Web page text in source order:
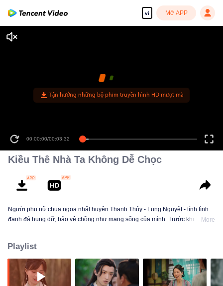
vi Mở APP
Tận hưởng những bộ phim truyền hình HD mượt mà
00:00:00/00:03:32
Kiều Thê Nhà Ta Không Dễ Chọc
Người phụ nữ chua ngoa nhất huyện Thanh Thủy - Lung Nguyệt - tính tình
đanh đá hung dữ, bảo vệ chồng như mạng sống của mình. Trước khi được
Kiếp này, Lung Nguyệt quyết định, đã có được cơ hội sống lại, nàng nhất
định phải trân trọng người mình yêu, khiến những kẻ từng sỉ nhục, bỏ rơi
nàng phải trả giá.
More
Playlist